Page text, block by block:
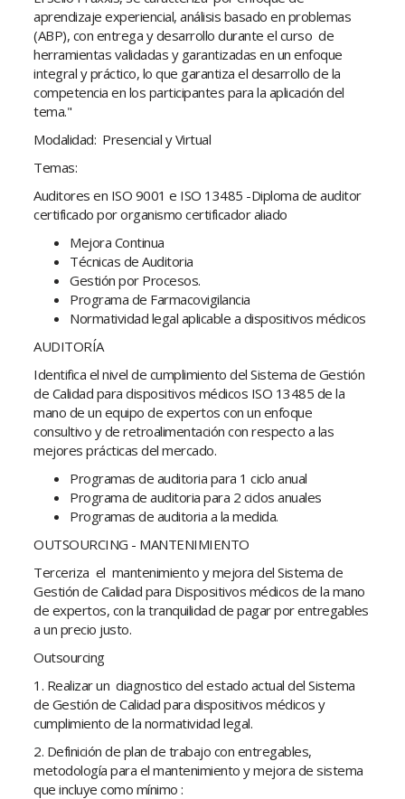
aprendizaje experiencial, análisis basado en problemas
(ABP), con entrega y desarrollo durante el curso de
herramientas validadas y garantizadas en un enfoque
integral y práctico, lo que garantiza el desarrollo de la
competencia en los participantes para la aplicación del
tema."
Modalidad: Presencial y Virtual
Temas:
Auditores en ISO 9001 e ISO 13485 -Diploma de auditor
certificado por organismo certificador aliado
Mejora Continua
Técnicas de Auditoria
Gestión por Procesos.
Programa de Farmacovigilancia
Normatividad legal aplicable a dispositivos médicos
AUDITORÍA
Identifica el nivel de cumplimiento del Sistema de Gestión
de Calidad para dispositivos médicos ISO 13485 de la
mano de un equipo de expertos con un enfoque
consultivo y de retroalimentación con respecto a las
mejores prácticas del mercado.
Programas de auditoria para 1 ciclo anual
Programa de auditoria para 2 ciclos anuales
Programas de auditoria a la medida.
OUTSOURCING - MANTENIMIENTO
Terceriza el mantenimiento y mejora del Sistema de
Gestión de Calidad para Dispositivos médicos de la mano
de expertos, con la tranquilidad de pagar por entregables
a un precio justo.
Outsourcing
1. Realizar un diagnostico del estado actual del Sistema
de Gestión de Calidad para dispositivos médicos y
cumplimiento de la normatividad legal.
2. Definición de plan de trabajo con entregables,
metodología para el mantenimiento y mejora de sistema
que incluye como mínimo :